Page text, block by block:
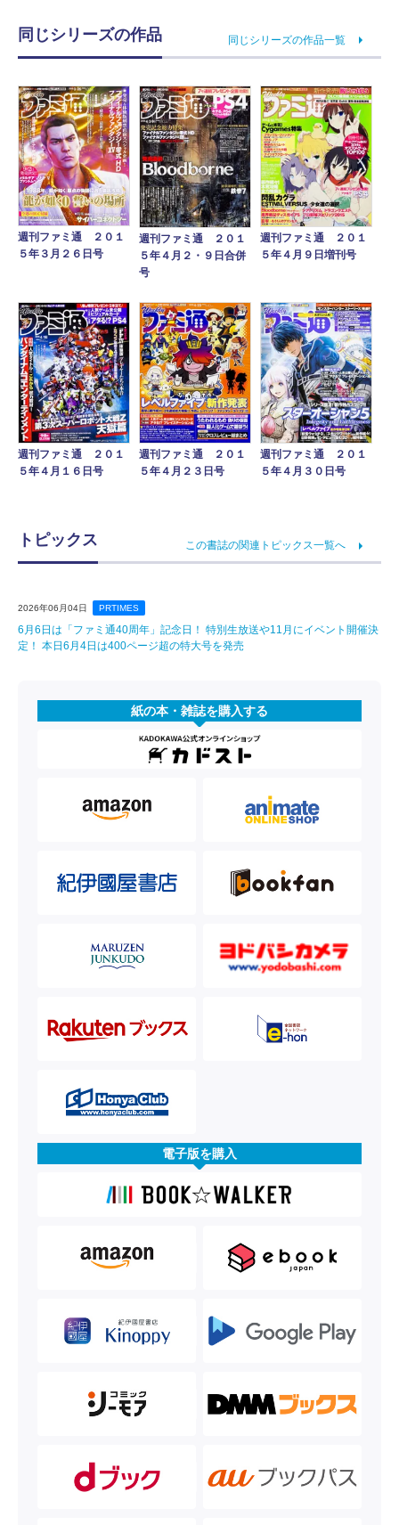
同じシリーズの作品 同じシリーズの作品一覧
週刊ファミ通 ２０１
５年３月２６日号
週刊ファミ通 ２０１
５年４月２・９日合併
号
週刊ファミ通 ２０１
５年４月９日増刊号
週刊ファミ通 ２０１
５年４月１６日号
週刊ファミ通 ２０１
５年４月２３日号
週刊ファミ通 ２０１
５年４月３０日号
トピックス この書誌の関連トピックス一覧へ
2026年06月04日 PRTIMES
6月6日は「ファミ通40周年」記念日！ 特別生放送や11月にイベント開催決
定！ 本日6月4日は400ページ超の特大号を発売
紙の本・雑誌を購入する
電子版を購入